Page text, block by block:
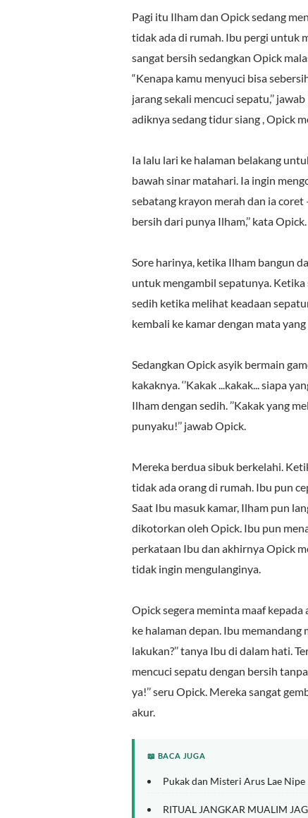
Pagi itu Ilham dan Opick sedang
tidak ada di rumah. Ibu pergi untuk
sangat bersih sedangkan Opick
“Kenapa kamu menyuci bisa
jarang sekali mencuci sepatu,’’
adiknya sedang tidur siang , Opick
Ia lalu lari ke halaman belakang
bawah sinar matahari. Ia ingin
sebatang krayon merah dan ia coret
bersih dari punya Ilham,’’ kata Opick.
Sore harinya, ketika Ilham bangun
untuk mengambil sepatunya.
sedih ketika melihat keadaan
kembali ke kamar dengan mata yang
Sedangkan Opick asyik bermain
kakaknya. ‘’Kakak ...kakak... siapa
Ilham dengan sedih. ’’Kakak yang
punyaku!’’ jawab Opick.
Mereka berdua sibuk berkelahi.
tidak ada orang di rumah. Ibu pun
Saat Ibu masuk kamar, Ilham pun
dikotorkan oleh Opick. Ibu pun
perkataan Ibu dan akhirnya Opick
tidak ingin mengulanginya.
Opick segera meminta maaf
ke halaman depan. Ibu memandang
lakukan?’’ tanya Ibu di dalam hati.
mencuci sepatu dengan bersih
ya!’’ seru Opick. Mereka sangat
akur.
📖 BACA JUGA
Pukak dan Misteri Arus Lae Nipe
RITUAL JANGKAR MUALIM